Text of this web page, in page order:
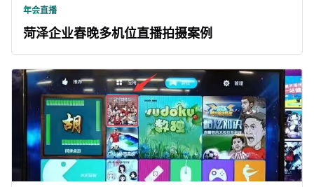
年会直播
菏泽企业春晚多机位直播拍摄案例